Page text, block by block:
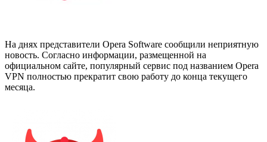
На днях представители Opera Software сообщили неприятную
новость. Согласно информации, размещенной на
официальном сайте, популярный сервис под названием Opera
VPN полностью прекратит свою работу до конца текущего
месяца.